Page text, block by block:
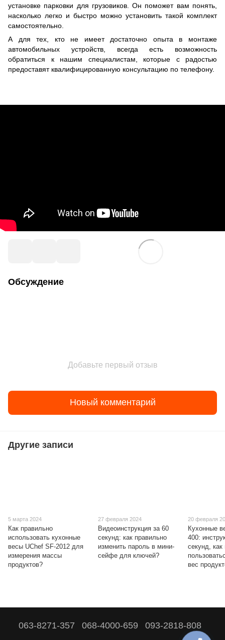
установке парковки для грузовиков. Он поможет вам понять,
насколько легко и быстро можно установить такой комплект
самостоятельно.
А для тех, кто не имеет достаточно опыта в монтаже
автомобильных устройств, всегда есть возможность
обратиться к нашим специалистам, которые с радостью
предоставят квалифицированную консультацию по телефону.
Обсуждение
Добавьте первый отзыв
Новый комментарий
Другие записи
5 марта 2024
Как правильно
использовать кухонные
весы UChef SF-2012 для
измерения массы
продуктов?
27 февраля 2024
Видеоинструкция за 60
секунд: как правильно
изменить пароль в мини-
сейфе для ключей?
20 февраля
Кухонные
400:
секунд,
вес
063-8271-357 068-4000-659 093-2818-808